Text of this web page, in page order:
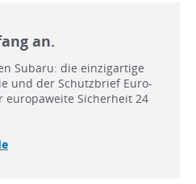
an.
Subaru: die einzigartige
und der Schutzbrief Euro-
europaweite Sicherheit 24